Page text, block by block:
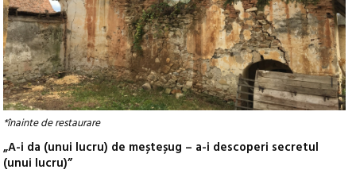
*înainte de restaurare
„A-i da (unui lucru) de meșteșug – a-i descoperi secretul
(unui lucru)”